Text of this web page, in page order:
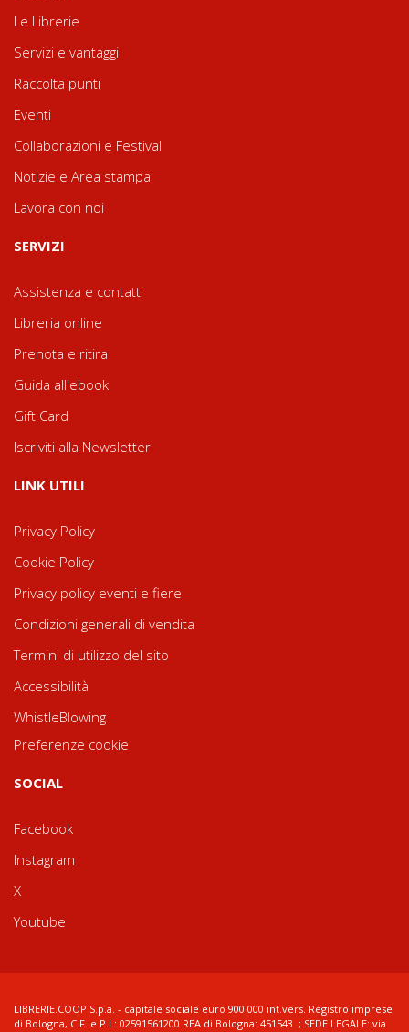
Le Librerie
Servizi e vantaggi
Raccolta punti
Eventi
Collaborazioni e Festival
Notizie e Area stampa
Lavora con noi
SERVIZI
Assistenza e contatti
Libreria online
Prenota e ritira
Guida all'ebook
Gift Card
Iscriviti alla Newsletter
LINK UTILI
Privacy Policy
Cookie Policy
Privacy policy eventi e fiere
Condizioni generali di vendita
Termini di utilizzo del sito
Accessibilità
WhistleBlowing
Preferenze cookie
SOCIAL
Facebook
Instagram
X
Youtube
LIBRERIE.COOP S.p.a. - capitale sociale euro 900.000 int.vers. Registro imprese
di Bologna, C.F. e P.I.: 02591561200 REA di Bologna: 451543 ; SEDE LEGALE: via